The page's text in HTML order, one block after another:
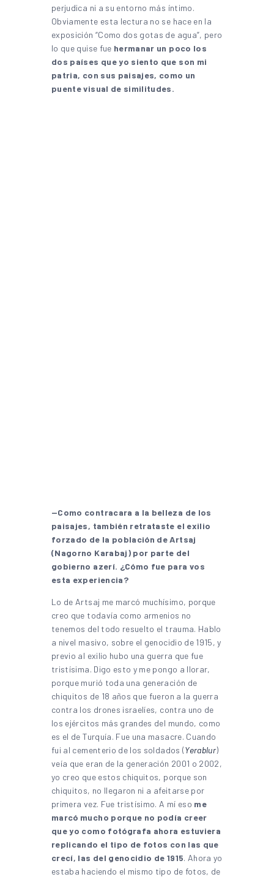
perjudica ni a su entorno más íntimo.
Obviamente esta lectura no se hace en la
exposición “Como dos gotas de agua”, pero
lo que quise fue hermanar un poco los
dos países que yo siento que son mi
patria, con sus paisajes, como un
puente visual de similitudes.
—Como contracara a la belleza de los
paisajes, también retrataste el exilio
forzado de la población de Artsaj
(Nagorno Karabaj) por parte del
gobierno azerí. ¿Cómo fue para vos
esta experiencia?
Lo de Artsaj me marcó muchísimo, porque
creo que todavía como armenios no
tenemos del todo resuelto el trauma. Hablo
a nivel masivo, sobre el genocidio de 1915, y
previo al exilio hubo una guerra que fue
tristísima. Digo esto y me pongo a llorar,
porque murió toda una generación de
chiquitos de 18 años que fueron a la guerra
contra los drones israelíes, contra uno de
los ejércitos más grandes del mundo, como
es el de Turquía. Fue una masacre. Cuando
fui al cementerio de los soldados (Yerablur)
veía que eran de la generación 2001 o 2002,
yo creo que estos chiquitos, porque son
chiquitos, no llegaron ni a afeitarse por
primera vez. Fue tristísimo. A mí eso me
marcó mucho porque no podía creer
que yo como fotógrafa ahora estuviera
replicando el tipo de fotos con las que
crecí, las del genocidio de 1915. Ahora yo
estaba haciendo el mismo tipo de fotos, de